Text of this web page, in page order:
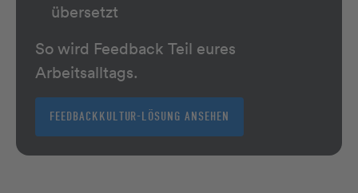
übersetzt
So wird Feedback Teil eures
Arbeitsalltags.
FEEDBACKKULTUR-LÖSUNG ANSEHEN